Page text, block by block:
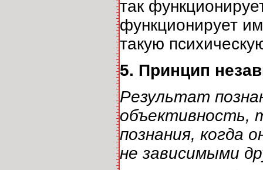
так
функционирует
такую
5. Принцип
Результат
объективность,
познания, когда
не зависимыми